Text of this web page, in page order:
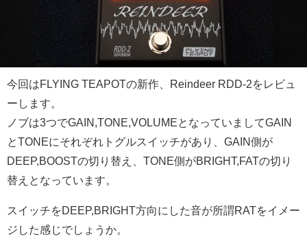
今回はFLYING TEAPOTの新作、Reindeer RDD-2をレビュ
ーします。
ノブは3つでGAIN,TONE,VOLUMEとなっていましてGAIN
とTONEにそれぞれトグルスイッチがあり、GAIN側が
DEEP,BOOSTの切り替え、TONE側がBRIGHT,FATの切り
替えとなっています。
スイッチをDEEP,BRIGHT方向にした音が所謂RATをイメー
ジした感じでしょうか。